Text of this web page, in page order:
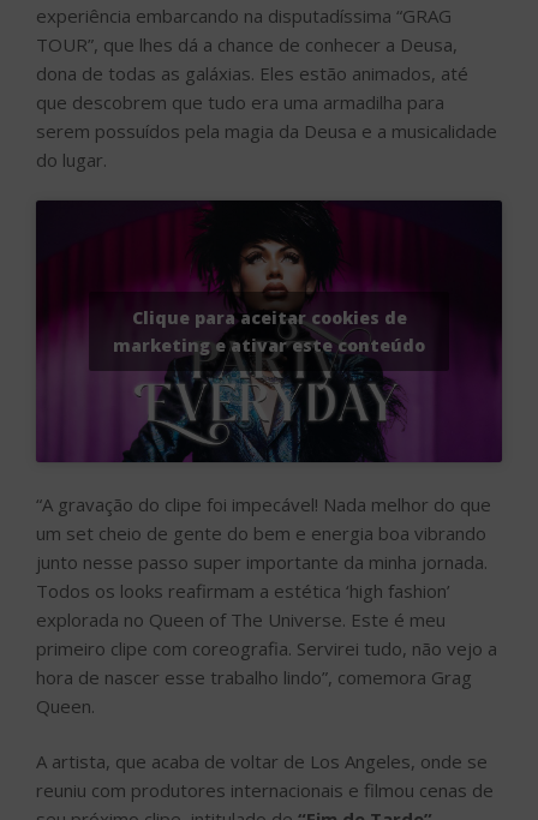
experiência embarcando na disputadíssima “GRAG
TOUR”, que lhes dá a chance de conhecer a Deusa,
dona de todas as galáxias. Eles estão animados, até
que descobrem que tudo era uma armadilha para
serem possuídos pela magia da Deusa e a musicalidade
do lugar.
Clique para aceitar cookies de
marketing e ativar este conteúdo
“A gravação do clipe foi impecável! Nada melhor do que
um set cheio de gente do bem e energia boa vibrando
junto nesse passo super importante da minha jornada.
Todos os looks reafirmam a estética ‘high fashion’
explorada no Queen of The Universe. Este é meu
primeiro clipe com coreografia. Servirei tudo, não vejo a
hora de nascer esse trabalho lindo”, comemora Grag
Queen.
A artista, que acaba de voltar de Los Angeles, onde se
reuniu com produtores internacionais e filmou cenas de